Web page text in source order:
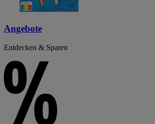
Angebote
Entdecken & Sparen